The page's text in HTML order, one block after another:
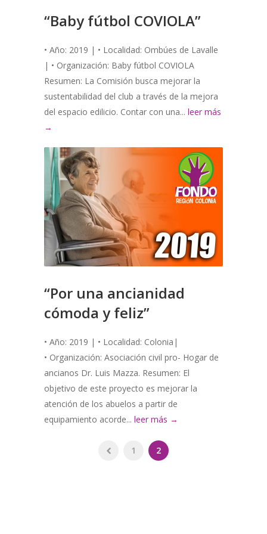
“Baby fútbol COVIOLA”
• Año: 2019 | • Localidad: Ombúes de Lavalle
| • Organización: Baby fútbol COVIOLA
Resumen: La Comisión busca mejorar la
sustentabilidad del club a través de la mejora
del espacio edilicio. Contar con una... leer más
→
“Por una ancianidad
cómoda y feliz”
• Año: 2019 | • Localidad: Colonia|
• Organización: Asociación civil pro- Hogar de
ancianos Dr. Luis Mazza. Resumen: El
objetivo de este proyecto es mejorar la
atención de los abuelos a partir de
equipamiento acorde... leer más →
1 2